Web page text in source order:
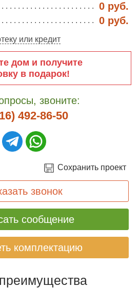
0 руб.
0 руб.
или кредит
дом и получите
в подарок!
звоните:
492-86-50
Сохранить проект
звонок
сообщение
комплектацию